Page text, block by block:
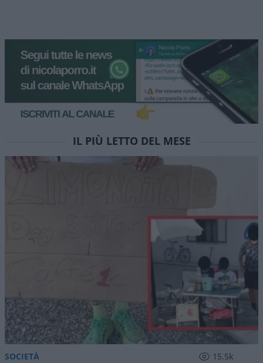
IL PIÙ LETTO DEL MESE
SOCIETÀ 15.5k